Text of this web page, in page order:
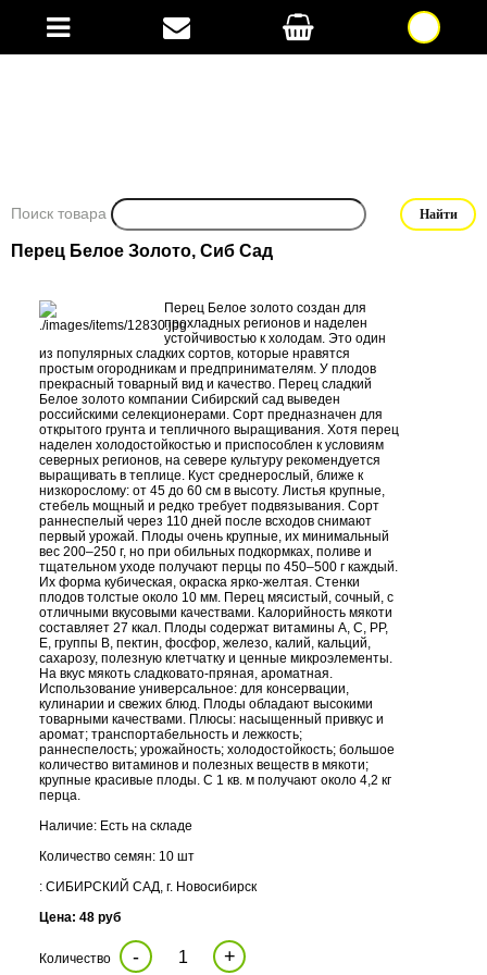
Поиск товара
Перец Белое Золото, Сиб Сад
Перец Белое золото создан для
прохладных регионов и наделен
устойчивостью к холодам. Это один
из популярных сладких сортов, которые нравятся
простым огородникам и предпринимателям. У плодов
прекрасный товарный вид и качество. Перец сладкий
Белое золото компании Сибирский сад выведен
российскими селекционерами. Сорт предназначен для
открытого грунта и тепличного выращивания. Хотя перец
наделен холодостойкостью и приспособлен к условиям
северных регионов, на севере культуру рекомендуется
выращивать в теплице. Куст среднерослый, ближе к
низкорослому: от 45 до 60 см в высоту. Листья крупные,
стебель мощный и редко требует подвязывания. Сорт
раннеспелый через 110 дней после всходов снимают
первый урожай. Плоды очень крупные, их минимальный
вес 200–250 г, но при обильных подкормках, поливе и
тщательном уходе получают перцы по 450–500 г каждый.
Их форма кубическая, окраска ярко-желтая. Стенки
плодов толстые около 10 мм. Перец мясистый, сочный, с
отличными вкусовыми качествами. Калорийность мякоти
составляет 27 ккал. Плоды содержат витамины А, С, РР,
E, группы B, пектин, фосфор, железо, калий, кальций,
сахарозу, полезную клетчатку и ценные микроэлементы.
На вкус мякоть сладковато-пряная, ароматная.
Использование универсальное: для консервации,
кулинарии и свежих блюд. Плоды обладают высокими
товарными качествами. Плюсы: насыщенный привкус и
аромат; транспортабельность и лежкость;
раннеспелость; урожайность; холодостойкость; большое
количество витаминов и полезных веществ в мякоти;
крупные красивые плоды. С 1 кв. м получают около 4,2 кг
перца.
Наличие: Есть на складе
Количество семян: 10 шт
: СИБИРСКИЙ САД, г. Новосибирск
Цена: 48 руб
Количество - +